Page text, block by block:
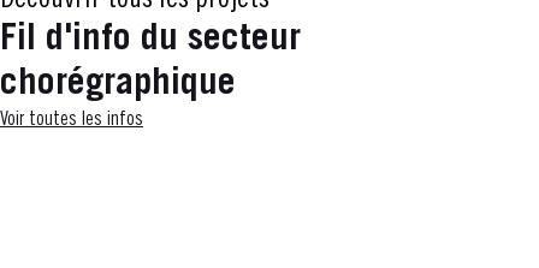
Fil d'info du secteur
chorégraphique
Voir toutes les infos